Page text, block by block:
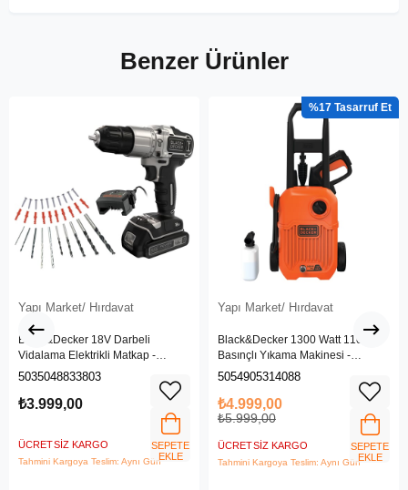
Benzer Ürünler
Yapı Market/ Hırdavat
Black&Decker 18V Darbeli
Vidalama Elektrikli Matkap -
BDCHD18SC1K-QW
5035048833803
₺3.999,00
ÜCRETSIZ KARGO
Tahmini Kargoya Teslim: Aynı Gün
SEPETE
EKLE
Yapı Market/ Hırdavat
Black&Decker 1300 Watt 110 Bar
Basınçlı Yıkama Makinesi -
(BEPW1300L-QS)
5054905314088
₺4.999,00
₺5.999,00
ÜCRETSIZ KARGO
Tahmini Kargoya Teslim: Aynı Gün
%17
SEPETE
EKLE